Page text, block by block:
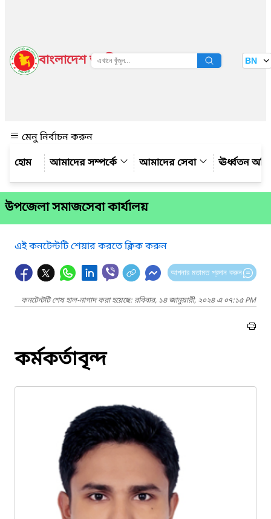
বাংলাদেশ জাতীয় তথ্য বাতায়ন BN
মেনু নির্বাচন করুন
আমাদের সম্পর্কে
আমাদের সেবা ঊর্ধ্বতন
উপজেলা সমাজসেবা কার্যালয়
এই কনটেন্টটি শেয়ার করতে ক্লিক করুন
আপনার মতামত প্রদান করুন
কনটেন্টটি শেষ হাল-নাগাদ করা হয়েছে: রবিবার, ১৪ জানুয়ারী, ২০২৪ এ ০৭:১৫ PM
কর্মকর্তাবৃন্দ